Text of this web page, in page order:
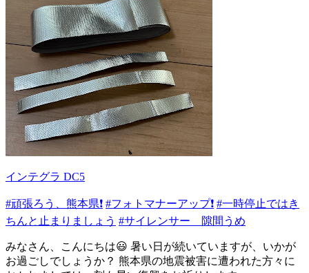
インテグラ DC5
#頑張ろう、熊本県❗️ #フォトマナーアップ❗️ #一時停止ではき
ちんと止まりましょう #サイレンサー 隙間うめ
みなさん、こんにちは😃 暑い日が続いていますが、いかが
お過ごしでしょうか？ 熊本県の地震被害に遭われた方々に